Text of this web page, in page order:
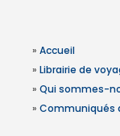
» Accueil
» Librairie de
» Qui sommes-
» Communiqués